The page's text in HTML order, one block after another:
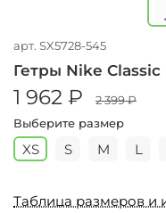
арт. SX5728-545
Гетры Nike
1 962 ₽
2 399 ₽
Выберите размер
XS S M L
Таблица размеров и